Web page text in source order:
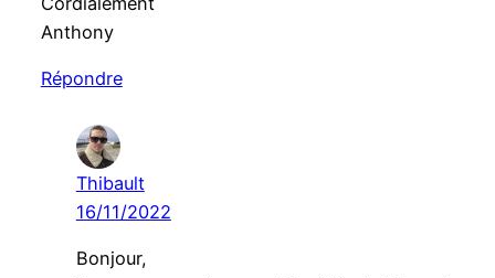
Anthony
Répondre
Thibault
16/11/2022
Bonjour,